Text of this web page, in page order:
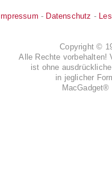
Impressum - Datenschutz -
Copyright ©
Alle Rechte vorbehalten!
ist ohne
in jeglicher
MacGadget®